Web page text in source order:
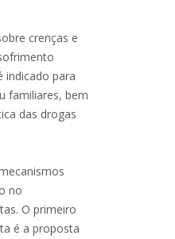
crenças e
indicado para
familiares, bem
das drogas
no
O primeiro
é a proposta